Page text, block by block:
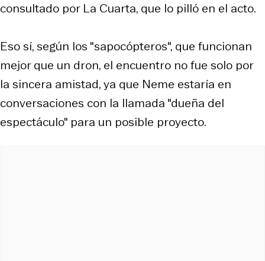
consultado por La Cuarta, que lo pilló en el acto.
Eso sí, según los "sapocópteros", que funcionan
mejor que un dron, el encuentro no fue solo por
la sincera amistad, ya que Neme estaría en
conversaciones con la llamada "dueña del
espectáculo" para un posible proyecto.